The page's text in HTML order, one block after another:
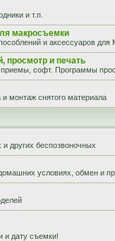
и т.п.
макросъемки
и аксессуаров для
просмотр и печать
софт. Программы
и монтаж снятого материала
других беспозвоночных
условиях, обмен и
и дату съемки!